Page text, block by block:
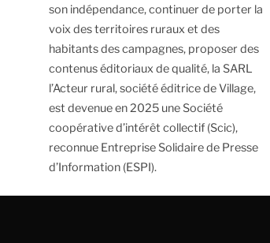
son indépendance, continuer de porter la
voix des territoires ruraux et des
habitants des campagnes, proposer des
contenus éditoriaux de qualité, la SARL
l’Acteur rural, société éditrice de Village,
est devenue en 2025 une Société
coopérative d’intérêt collectif (Scic),
reconnue Entreprise Solidaire de Presse
d’Information (ESPI).